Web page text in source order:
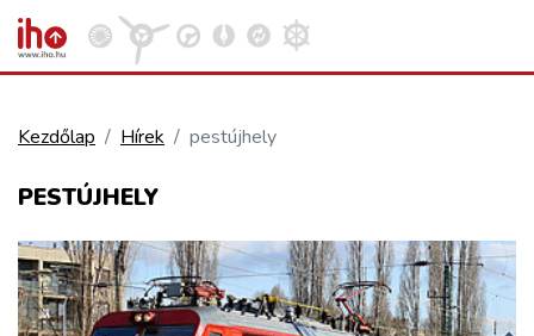
VASÚT
KÖZÚT
REPÜLÉS
Kezdőlap Hírek pestújhely
PESTÚJHELY